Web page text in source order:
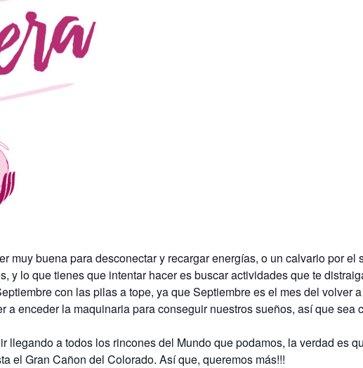
muy buena para desconectar y recargar energías, o un calvario por el
y lo que tienes que intentar hacer es buscar actividades que te
con las pilas a tope, ya que Septiembre es el mes del volver
a enceder la maquinaria para conseguir nuestros sueños, así que sea
llegando a todos los rincones del Mundo que podamos, la verdad es
el Gran Cañon del Colorado. Así que, queremos más!!!